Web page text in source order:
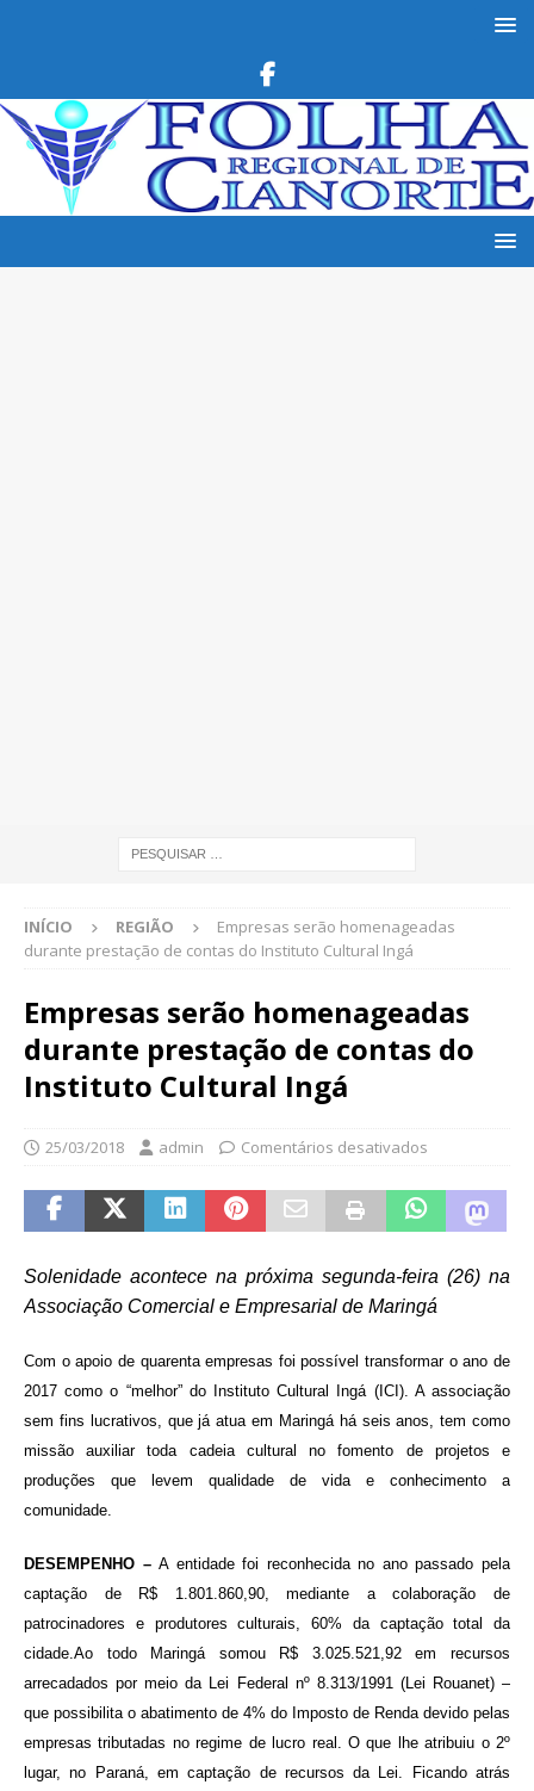
INÍCIO REGIÃO
Empresas serão homenageadas
durante prestação de contas do Instituto Cultural Ingá
Empresas serão homenageadas
durante prestação de contas do
Instituto Cultural Ingá
25/03/2018 admin Comentários desativados
Solenidade acontece na próxima segunda-feira (26) na
Associação Comercial e Empresarial de Maringá
Com o apoio de quarenta empresas foi possível transformar o ano de
2017 como o “melhor” do Instituto Cultural Ingá (ICI). A associação
sem fins lucrativos, que já atua em Maringá há seis anos, tem como
missão auxiliar toda cadeia cultural no fomento de projetos e
produções que levem qualidade de vida e conhecimento a
comunidade.
DESEMPENHO –A entidade foi reconhecida no ano passado pela
captação de R$ 1.801.860,90, mediante a colaboração de
patrocinadores e produtores culturais, 60% da captação total da
cidade.Ao todo Maringá somou R$ 3.025.521,92 em recursos
arrecadados por meio da Lei Federal nº 8.313/1991 (Lei Rouanet) –
que possibilita o abatimento de 4% do Imposto de Renda devido pelas
empresas tributadas no regime de lucro real. O que lhe atribuiu o 2º
lugar, no Paraná, em captação de recursos da Lei. Ficando atrás